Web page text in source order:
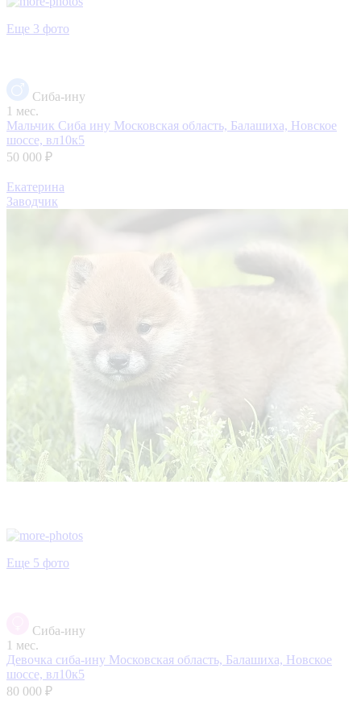
Еще 3 фото
Сиба-ину
1 мес.
Мальчик Сиба ину Московская область, Балашиха, Новское
шоссе, вл10к5
50 000 ₽
Екатерина
Заводчик
Еще 5 фото
Сиба-ину
1 мес.
Девочка сиба-ину Московская область, Балашиха, Новское
шоссе, вл10к5
80 000 ₽